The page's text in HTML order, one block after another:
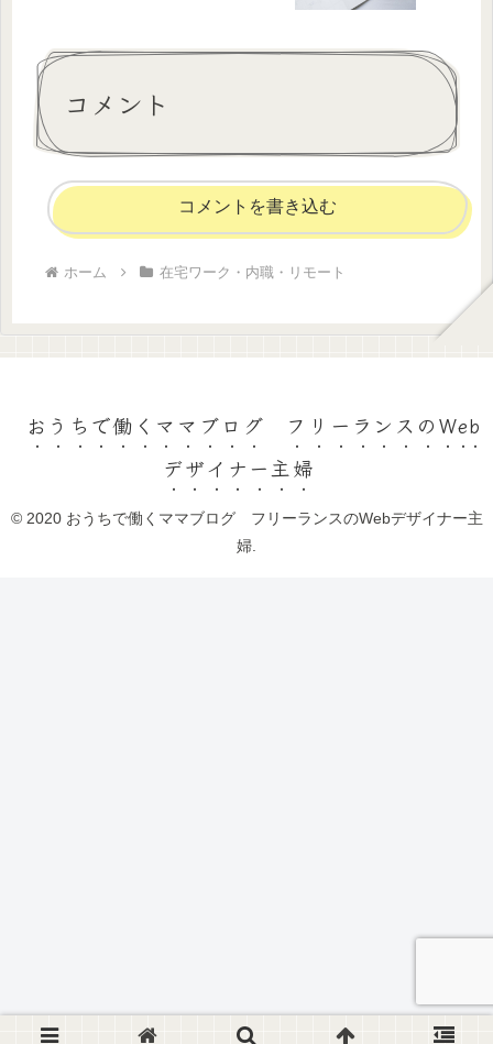
コメント
コメントを書き込む
ホーム 在宅ワーク・内職・リモート
おうちで働くママブログ フリーランスのWeb
デザイナー主婦
© 2020 おうちで働くママブログ フリーランスのWebデザイナー主
婦.